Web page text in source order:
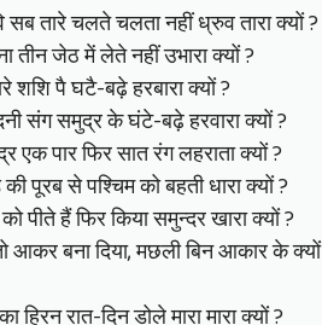
सब तारे चलते चलता नहीं ध्रुव तारा क्यों ?
तीन जेठ में लेते नहीं उभारा क्यों ?
शशि पै घटै-बढ़े हरबारा क्यों ?
संग समुद्र के घंटे-बढ़े हरवारा क्यों ?
एक पार फिर सात रंग लहराता क्यों ?
पूरब से पश्चिम को बहती धारा क्यों ?
पीते हैं फिर किया समुन्दर खारा क्यों ?
आकर बना दिया, मछली बिन आकार के